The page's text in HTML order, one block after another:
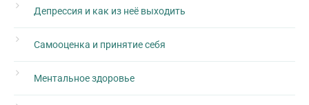
Депрессия и как из неё выходить
Самооценка и принятие себя
Ментальное здоровье